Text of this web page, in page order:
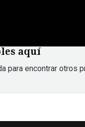
aquí
para encontrar otros